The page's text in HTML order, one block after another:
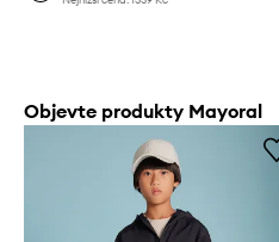
Objevte produkty Mayoral